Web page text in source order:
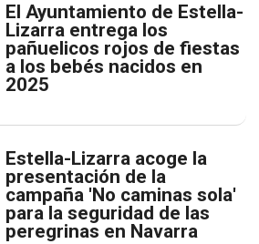
El Ayuntamiento de Estella-
Lizarra entrega los
pañuelicos rojos de fiestas
a los bebés nacidos en
2025
Estella-Lizarra acoge la
presentación de la
campaña 'No caminas sola'
para la seguridad de las
peregrinas en Navarra